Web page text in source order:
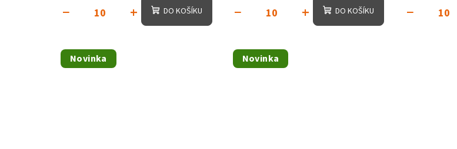
+
− DO KOŠÍKU +
− DO KOŠÍKU −
Novinka Novinka